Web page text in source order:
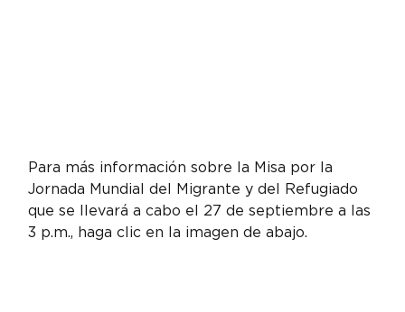
Para más información sobre la Misa por la
Jornada Mundial del Migrante y del Refugiado
que se llevará a cabo el 27 de septiembre a las
3 p.m., haga clic en la imagen de abajo.